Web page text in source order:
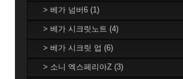
> 베가 넘버6 (1)
> 베가 시크릿노트 (4)
> 베가 시크릿 업 (6)
> 소니 엑스페리아Z (3)